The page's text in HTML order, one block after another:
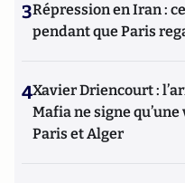
3Répression en Iran :
pendant que Paris
4Xavier Driencourt :
Mafia ne signe
Paris et Alger